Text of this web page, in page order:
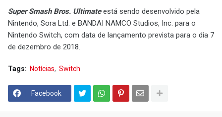
Super Smash Bros. Ultimateestá sendo desenvolvido pela
Nintendo, Sora Ltd. e BANDAI NAMCO Studios, Inc. para o
Nintendo Switch, com data de lançamento prevista para o dia 7
de dezembro de 2018.
Tags: Notícias Switch
Facebook